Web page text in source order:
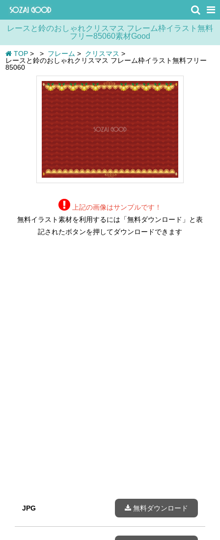
レースと鈴のおしゃれクリスマス フレーム枠イラスト無料
フリー85060素材Good
TOP > > フレーム > クリスマス >
レースと鈴のおしゃれクリスマス フレーム枠イラスト無料フリー
85060
上記の画像はサンプルです！
無料イラスト素材を利用するには「無料ダウンロード」と表
記されたボタンを押してダウンロードできます
JPG 無料ダウンロード